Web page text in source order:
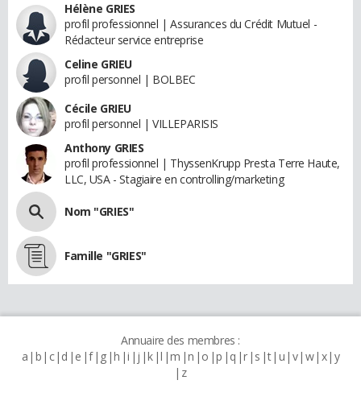
Hélène GRIES
profil professionnel | Assurances du Crédit Mutuel -
Rédacteur service entreprise
Celine GRIEU
profil personnel | BOLBEC
Cécile GRIEU
profil personnel | VILLEPARISIS
Anthony GRIES
profil professionnel | ThyssenKrupp Presta Terre Haute,
LLC, USA - Stagiaire en controlling/marketing
Nom "GRIES"
Famille "GRIES"
Annuaire des membres :
a b c d e f g h i j k l m n o p q r s t u v w x y
z